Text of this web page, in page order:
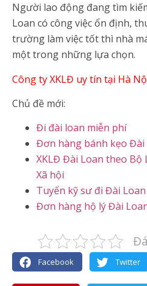
Người lao động đang tìm
Loan có công việc ổn định,
trường làm việc tốt thì nhà
một trong những lựa chọn.
Công ty XKLĐ uy tín tại Hà
Chủ đề mới:
Đi đài loan miễn phí
Đơn hàng bánh kẹo Đài
XKLĐ Đài Loan theo
Xã hội
Tuyển kỹ sư đi Đài Loan
Đơn hàng hộ lý Đài
Facebook Twitter